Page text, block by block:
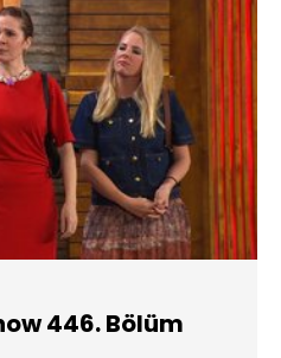
446. Bölüm